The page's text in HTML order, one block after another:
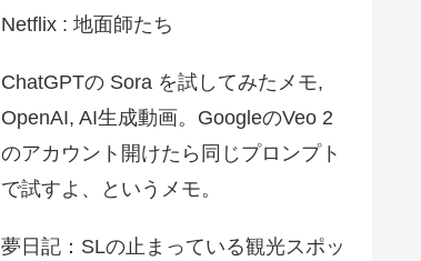
Netflix : 地面師たち
ChatGPTの Sora を試してみたメモ,
OpenAI, AI生成動画。GoogleのVeo 2
のアカウント開けたら同じプロンプト
で試すよ、というメモ。
夢日記：SLの止まっている観光スポッ